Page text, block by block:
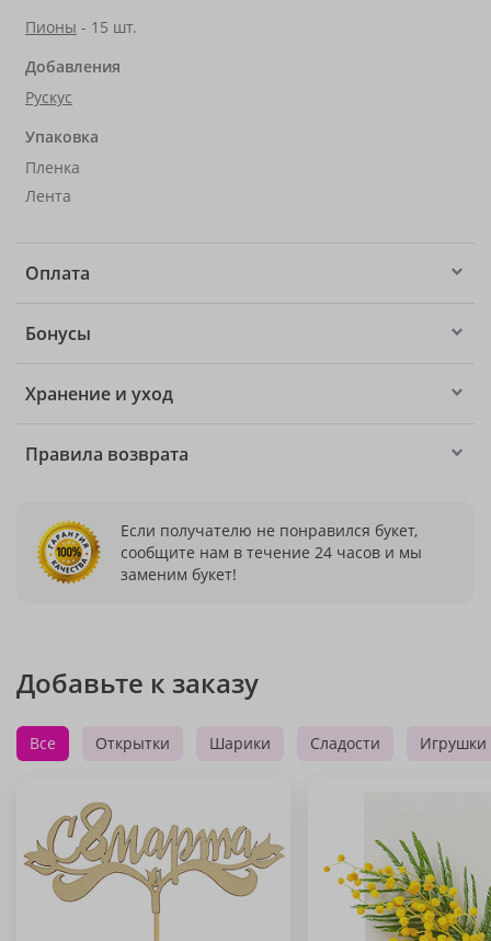
Пионы - 15 шт.
Добавления
Рускус
Упаковка
Пленка
Лента
Оплата
Бонусы
Хранение и уход
Правила возврата
Если получателю не понравился букет,
сообщите нам в течение 24 часов и мы
заменим букет!
Добавьте к заказу
Все Открытки Шарики Сладости Игрушки